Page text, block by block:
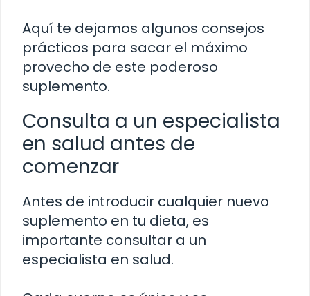
Aquí te dejamos algunos consejos
prácticos para sacar el máximo
provecho de este poderoso
suplemento.
Consulta a un especialista
en salud antes de
comenzar
Antes de introducir cualquier nuevo
suplemento en tu dieta, es
importante consultar a un
especialista en salud.